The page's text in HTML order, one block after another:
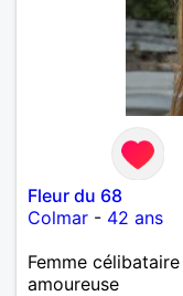
Fleur du 68
Colmar - 42 ans
Femme
amoureuse